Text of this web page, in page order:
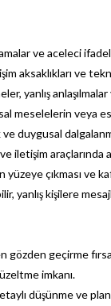
ve aceleci
aksaklıkları ve
yanlış
meselelerin veya
ve duygusal
iletişim araçlarında
çıkması ve kafa
yanlış kişilere
gözden geçirme
imkanı.
düşünme ve